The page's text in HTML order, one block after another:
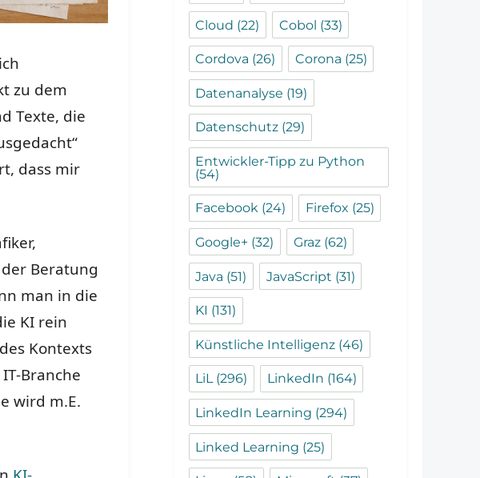
zu dem
Texte, die
dass mir
Beratung
man in die
KI rein
Kontexts
Branche
wird m.E.
Cloud (22) Cobol (33)
Cordova (26) Corona (25)
Datenanalyse (19)
Datenschutz (29)
Entwickler-Tipp zu Python
(54)
Facebook (24) Firefox (25)
Google+ (32) Graz(62)
Java (51) JavaScript (31)
KI (131)
Künstliche Intelligenz (46)
LiL(296) LinkedIn (164)
LinkedIn Learning (294)
Linked Learning (25)